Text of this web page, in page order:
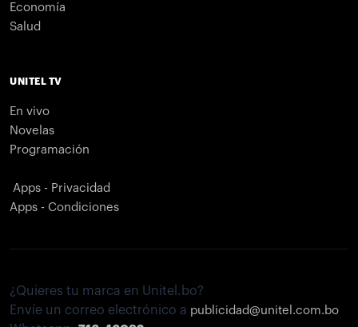
Economía
Salud
UNITEL TV
En vivo
Novelas
Programación
Apps - Privacidad
Apps - Condiciones
¿Quieres tu marca en Unitel.bo?
Envíe un correo electrónico a publicidad@unitel.com.bo